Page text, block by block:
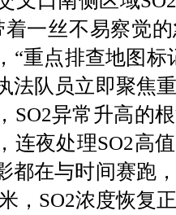
一丝不易察觉
“重点排查地图标
法队员立即聚焦
SO2异常升高的
连夜处理SO2高
都在与时间赛跑
，SO2浓度恢复